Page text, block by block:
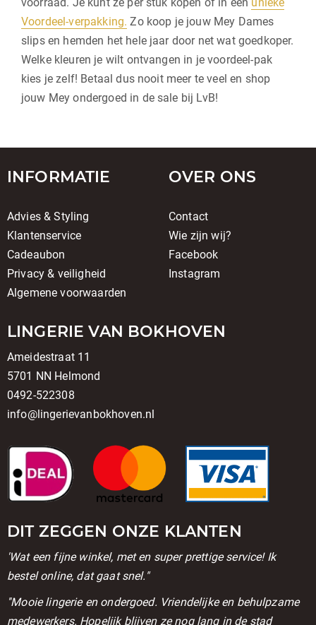
Voordeel-verpakking. Zo koop je jouw Mey Dames
slips en hemden het hele jaar door net wat goedkoper.
Welke kleuren je wilt ontvangen in je voordeel-pak
kies je zelf! Betaal dus nooit meer te veel en shop
jouw Mey ondergoed in de sale bij LvB!
INFORMATIE
Advies & Styling
Klantenservice
Cadeaubon
Privacy & veiligheid
Algemene voorwaarden
OVER ONS
Contact
Wie zijn wij?
Facebook
Instagram
LINGERIE VAN BOKHOVEN
Ameidestraat 11
5701 NN Helmond
0492-522308
info@lingerievanbokhoven.nl
DIT ZEGGEN ONZE KLANTEN
'Wat een fijne winkel, met en super prettige service! Ik
bestel online, dat gaat snel."
''Mooie lingerie en ondergoed. Vriendelijke en behulpzame
medewerkers. Hopelijk blijven ze nog lang in de stad